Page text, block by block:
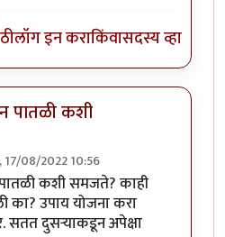
लॉग इन कराकिंवासदस्य व्हा
पातळी कशी
17/08/2022 10:56
पातळीच्या वर आहेby
कशी समजते? काही
का? उपाय योजना करा
सतत दुसऱ्याकडून अपेक्षा